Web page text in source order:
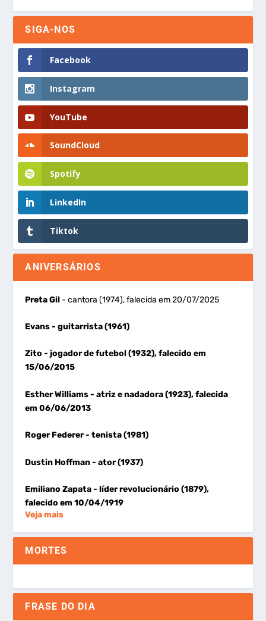
SIGA-NOS
Facebook
Instagram
YouTube
SoundCloud
Spotify
LinkedIn
Tiktok
ANIVERSÁRIOS
Preta Gil - cantora (1974), falecida em 20/07/2025
Evans- guitarrista (1961)
Zito- jogador de futebol (1932), falecido em
15/06/2015
Esther Williams- atriz e nadadora (1923), falecida
em 06/06/2013
Roger Federer- tenista (1981)
Dustin Hoffman- ator (1937)
Emiliano Zapata- líder revolucionário (1879),
falecido em 10/04/1919
Veja mais
MORTES
FRASE DO DIA